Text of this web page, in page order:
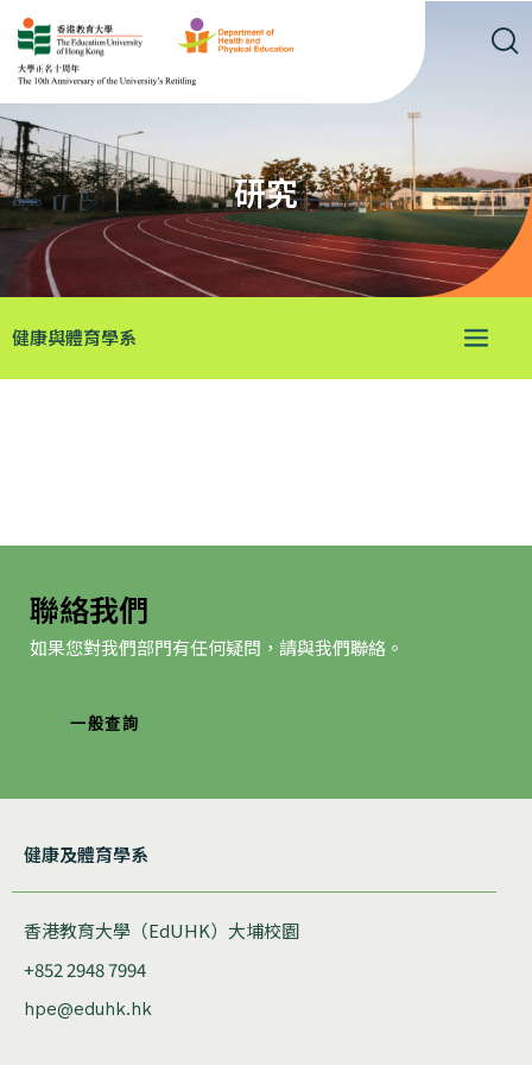
研究
健康與體育學系
聯絡我們
如果您對我們部門有任何疑問，請與我們聯絡。
一般查詢
健康及體育學系
香港教育大學（EdUHK）大埔校園
+852 2948 7994
hpe@eduhk.hk